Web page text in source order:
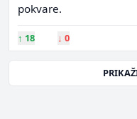
pokvare.
↑ 18 ↓ 0